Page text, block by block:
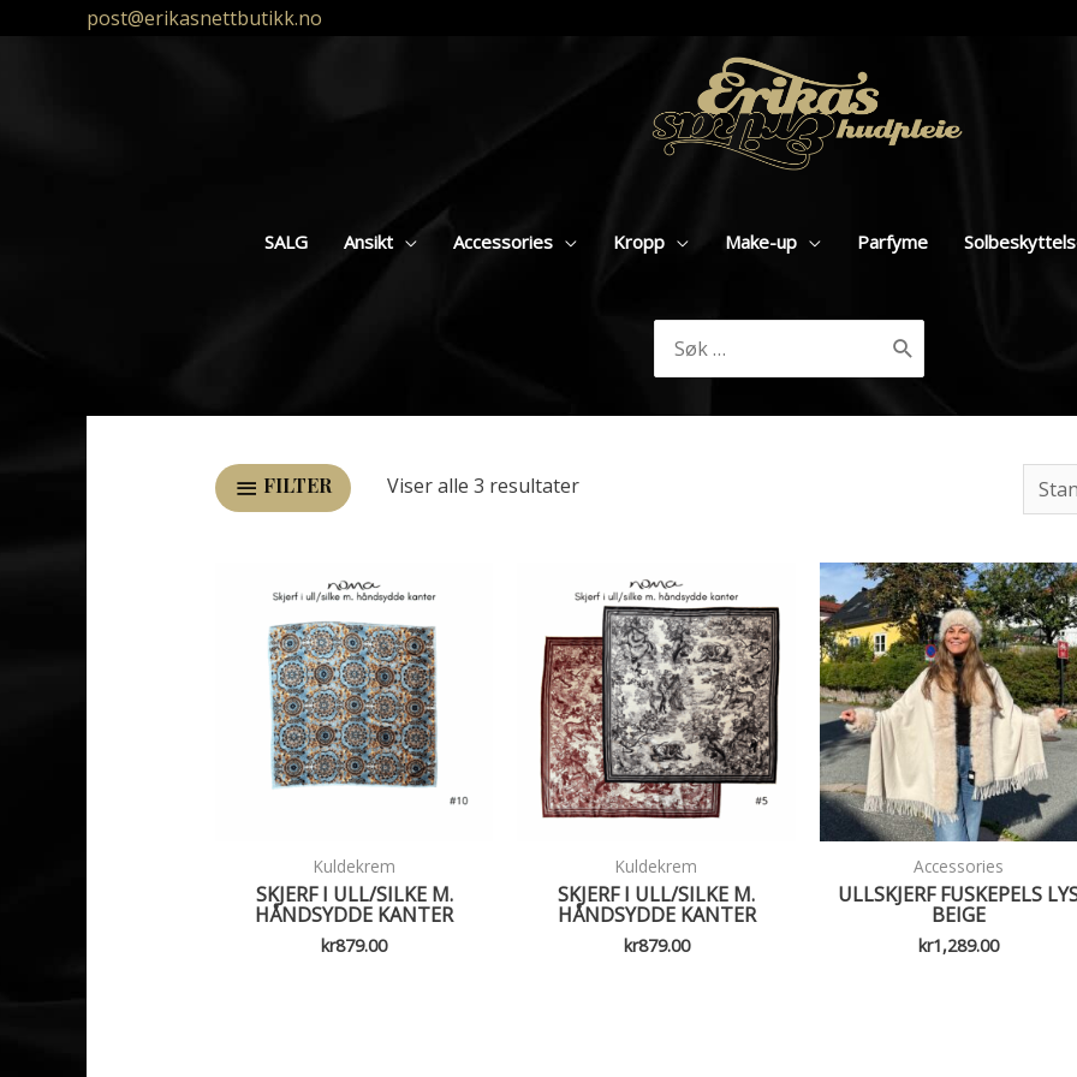
post@erikasnettbutikk.no
SALG Ansikt Accessories Kropp Make-up Parfyme
etter:
FILTER Viser alle 3 resultater
Kuldekrem
SKJERF I ULL/SILKE M.
HÅNDSYDDE KANTER
kr879.00
Kuldekrem
SKJERF I ULL/SILKE M.
HÅNDSYDDE KANTER
kr879.00
Accessories
ULLSKJERF FUSKEPELS
BEIGE
kr1,289.00